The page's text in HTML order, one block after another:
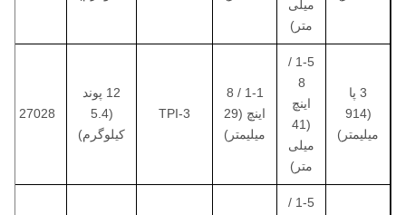
میلی
متر)
3 پا
(914
میلیمتر)
1-5 /
8
اینچ
(41
میلی
متر)
1-1 / 8
اینچ (29
میلیمتر)
3-TPI
12 پوند
(5.4
کیلوگرم)
27028
1-5 /